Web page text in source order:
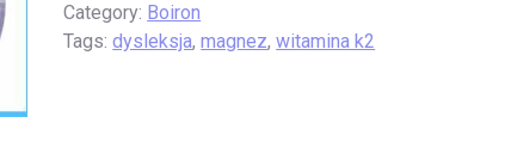
Category: Boiron
Tags:dysleksja,magnez,witamina k2